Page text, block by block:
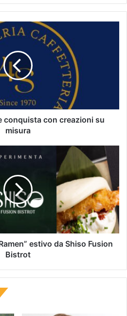
conquista con creazioni su
misura
estivo da Shiso Fusion
Bistrot